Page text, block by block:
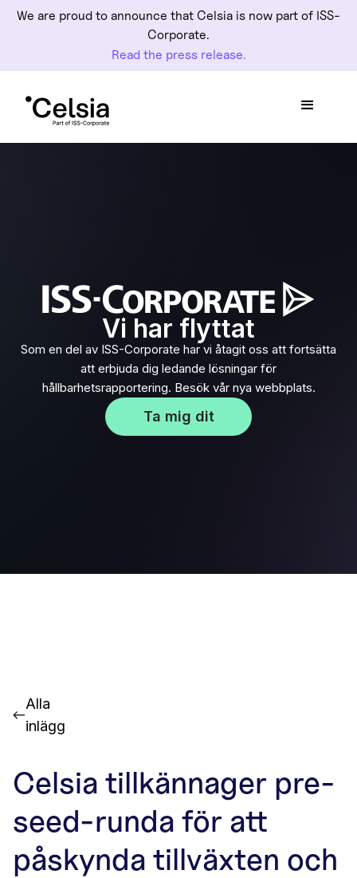
We are proud to announce that Celsia is now part of ISS-
Corporate.
Read the press release.
Vi har flyttat
Som en del av ISS-Corporate har vi åtagit oss att fortsätta
att erbjuda dig ledande lösningar för
hållbarhetsrapportering. Besök vår nya webbplats.
Ta mig dit
Alla
inlägg
Celsia tillkännager pre-
seed-runda för att
påskynda tillväxten och